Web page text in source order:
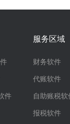
件
服务区域
财务软件
代账软件
自助账税软
报税软件